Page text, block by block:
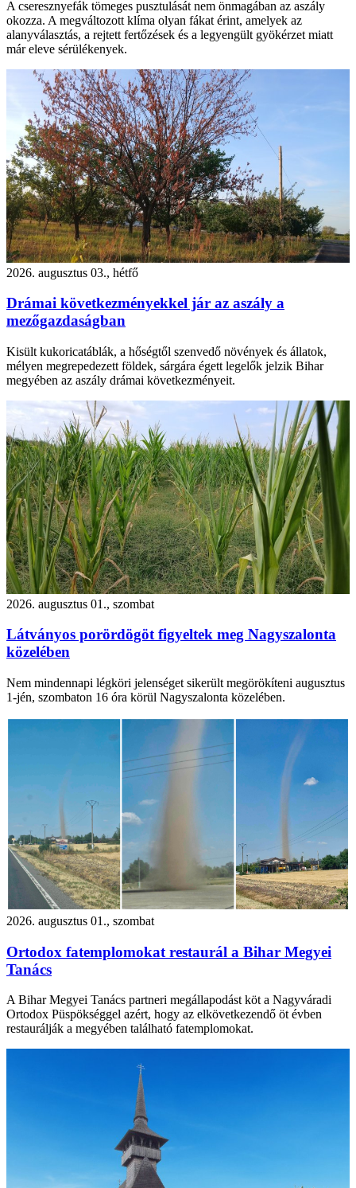
A cseresznyefák tömeges pusztulását nem önmagában az aszály
okozza. A megváltozott klíma olyan fákat érint, amelyek az
alanyválasztás, a rejtett fertőzések és a legyengült gyökérzet miatt
már eleve sérülékenyek.
2026. augusztus 03., hétfő
Drámai következményekkel jár az aszály a
mezőgazdaságban
Kisült kukoricatáblák, a hőségtől szenvedő növények és állatok,
mélyen megrepedezett földek, sárgára égett legelők jelzik Bihar
megyében az aszály drámai következményeit.
2026. augusztus 01., szombat
Látványos porördögöt figyeltek meg Nagyszalonta
közelében
Nem mindennapi légköri jelenséget sikerült megörökíteni augusztus
1-jén, szombaton 16 óra körül Nagyszalonta közelében.
2026. augusztus 01., szombat
Ortodox fatemplomokat restaurál a Bihar Megyei
Tanács
A Bihar Megyei Tanács partneri megállapodást köt a Nagyváradi
Ortodox Püspökséggel azért, hogy az elkövetkezendő öt évben
restaurálják a megyében található fatemplomokat.